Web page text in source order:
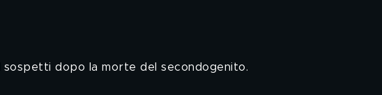
sospetti dopo la morte del secondogenito.